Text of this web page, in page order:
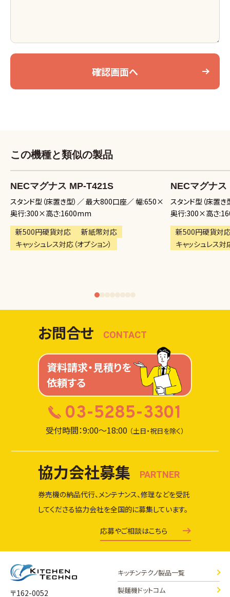
この機種と類似の製品
NECマグナス MP-T421S
スタンド型（床置き型）
最大800口座
幅:650×
奥行:300×高さ:1600mm
新500円硬貨対応
新紙幣対応
キャッシュレス対応（オプション）
NECマグナス
スタンド型（床置き
奥行:300×高さ
新500円硬貨対
キャッシュレス対
12345678
お問合せ CONTACT
資料請求・見積りを
依頼する
03-5285-3301
受付時間：9:00～18:00 （土日・祝日を除く）
協力会社募集 PARTNER
券売機の納品代行、メンテナンス、修理などを受託
してくださる協力会社を全国的に募集しています。
応募やご相談はこちら
〒162-0052
キッチンテクノ製品一覧
製麺機ドットコム